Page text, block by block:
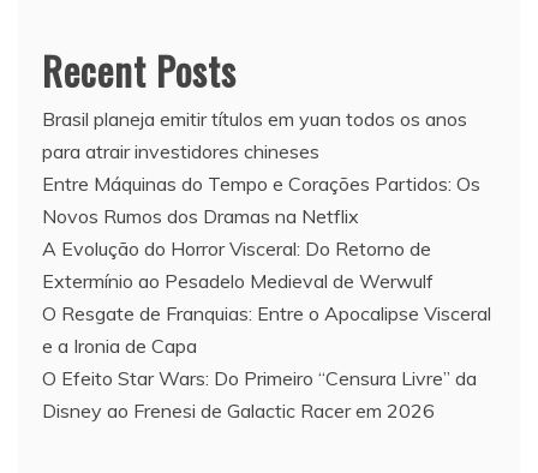
Recent Posts
Brasil planeja emitir títulos em yuan todos os anos
para atrair investidores chineses
Entre Máquinas do Tempo e Corações Partidos: Os
Novos Rumos dos Dramas na Netflix
A Evolução do Horror Visceral: Do Retorno de
Extermínio ao Pesadelo Medieval de Werwulf
O Resgate de Franquias: Entre o Apocalipse Visceral
e a Ironia de Capa
O Efeito Star Wars: Do Primeiro “Censura Livre” da
Disney ao Frenesi de Galactic Racer em 2026